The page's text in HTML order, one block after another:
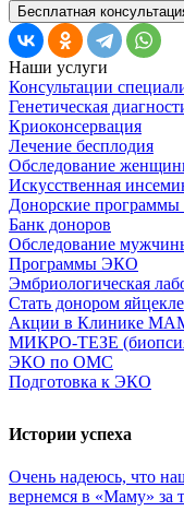
Бесплатная
Наши услуги
Консультации
Генетическая
Криоконсервация
Лечение бесплодия
Обследование
Искусственная
Донорские
Банк доноров
Обследование
Программы ЭКО
Эмбриологическая
Стать донором
Акции в Клинике
МИКРО-ТЕЗЕ
ЭКО по ОМС
Подготовка к ЭКО
Истории успеха
Очень надеюсь, что
вернемся в «Маму» за